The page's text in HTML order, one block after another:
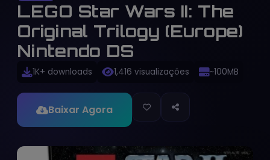
LEGO Star Wars II: The
Original Trilogy (Europe)
Nintendo DS
1K+ downloads 1,416 visualizações ~100MB
Baixar Agora